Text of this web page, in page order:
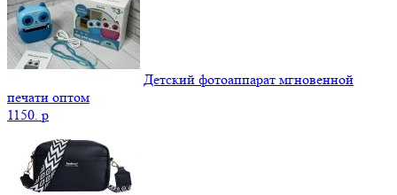
Детский фотоаппарат мгновенной
печати оптом
1150. p